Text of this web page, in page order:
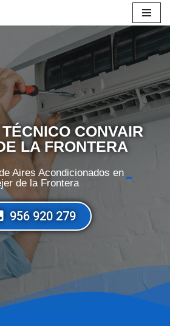
CONVAIR
LA FRONTERA
Aires Acondicionados en
de la Frontera
956 920 279